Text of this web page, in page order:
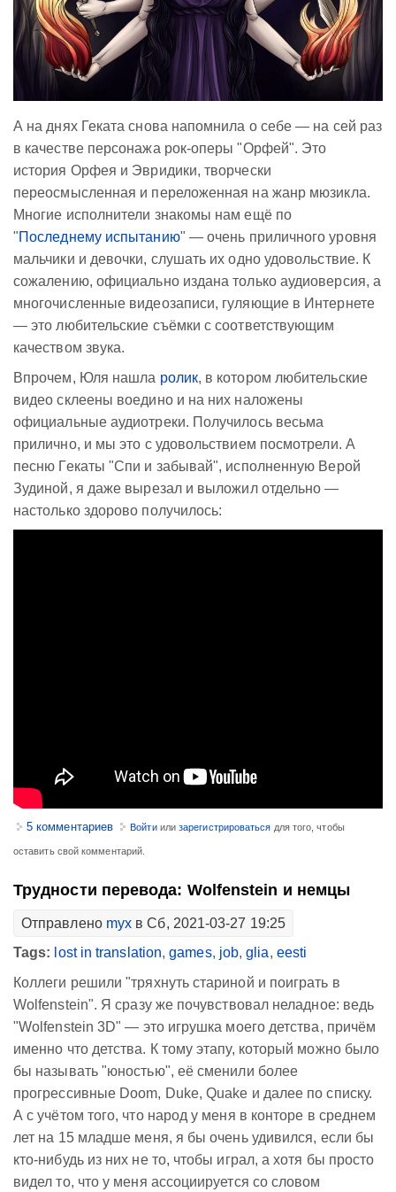
А на днях Геката снова напомнила о себе — на сей раз
в качестве персонажа рок-оперы "Орфей". Это
история Орфея и Эвридики, творчески
переосмысленная и переложенная на жанр мюзикла.
Многие исполнители знакомы нам ещё по
"Последнему испытанию" — очень приличного уровня
мальчики и девочки, слушать их одно удовольствие. К
сожалению, официально издана только аудиоверсия, а
многочисленные видеозаписи, гуляющие в Интернете
— это любительские съёмки с соответствующим
качеством звука.
Впрочем, Юля нашла ролик, в котором любительские
видео склеены воедино и на них наложены
официальные аудиотреки. Получилось весьма
прилично, и мы это с удовольствием посмотрели. А
песню Гекаты "Спи и забывай", исполненную Верой
Зудиной, я даже вырезал и выложил отдельно —
настолько здорово получилось:
5 комментариев Войтиилизарегистрироваться для того, чтобы
оставить свой комментарий.
Трудности перевода: Wolfenstein и немцы
Отправлено myx в Сб, 2021-03-27 19:25
Tags: lost in translation,games, job,glia, eesti
Коллеги решили "тряхнуть стариной и поиграть в
Wolfenstein". Я сразу же почувствовал неладное: ведь
"Wolfenstein 3D" — это игрушка моего детства, причём
именно что детства. К тому этапу, который можно было
бы называть "юностью", её сменили более
прогрессивные Doom, Duke, Quake и далее по списку.
А с учётом того, что народ у меня в конторе в среднем
лет на 15 младше меня, я бы очень удивился, если бы
кто-нибудь из них не то, чтобы играл, а хотя бы просто
видел то, что у меня ассоциируется со словом